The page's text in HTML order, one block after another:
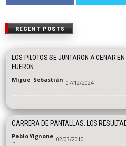
RECENT POSTS
LOS PILOTOS SE JUNTARON A CENAR
FUERON...
Miguel Sebastián
- 07/12/2024
CARRERA DE PANTALLAS: LOS
Pablo Vignone
- 02/03/2010